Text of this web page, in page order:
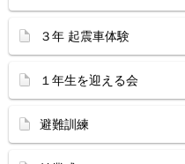
３年 起震車体験
１年生を迎える会
避難訓練